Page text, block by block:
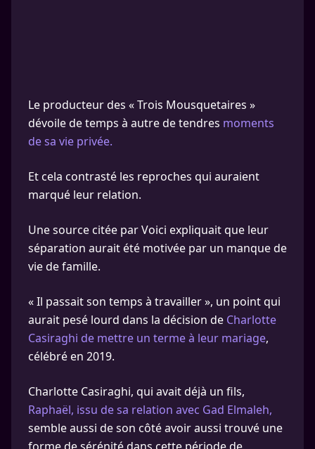
Le producteur des « Trois Mousquetaires »
dévoile de temps à autre de tendres moments
de sa vie privée.
Et cela contrasté les reproches qui auraient
marqué leur relation.
Une source citée par Voici expliquait que leur
séparation aurait été motivée par un manque de
vie de famille.
« Il passait son temps à travailler », un point qui
aurait pesé lourd dans la décision de Charlotte
Casiraghi de mettre un terme à leur mariage,
célébré en 2019.
Charlotte Casiraghi, qui avait déjà un fils,
Raphaël, issu de sa relation avec Gad Elmaleh,
semble aussi de son côté avoir aussi trouvé une